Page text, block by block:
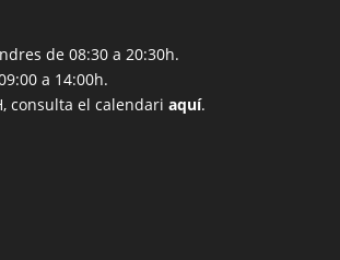
de 08:30 a 20:30h.
a 14:00h.
consulta el calendari aquí.